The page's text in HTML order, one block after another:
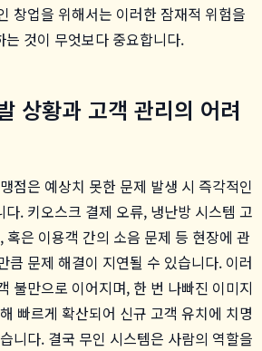
창업을 위해서는 이러한 잠재적 위험을
것이 무엇보다 중요합니다.
상황과 고객 관리의 어려
점은 예상치 못한 문제 발생 시 즉각적인
. 키오스크 결제 오류, 냉난방 시스템 고
혹은 이용객 간의 소음 문제 등 현장에 관
큼 문제 해결이 지연될 수 있습니다. 이러
불만으로 이어지며, 한 번 나빠진 이미지
빠르게 확산되어 신규 고객 유치에 치명
니다. 결국 무인 시스템은 사람의 역할을